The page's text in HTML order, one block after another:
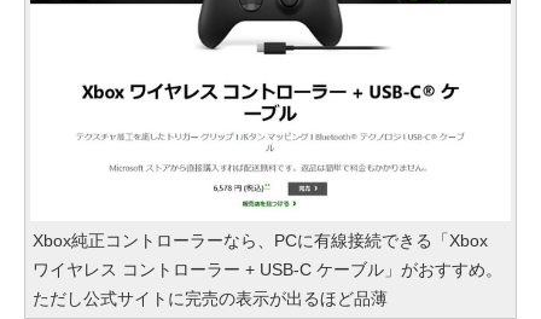
Xbox純正コントローラーなら、PCに有線接続できる「Xbox
ワイヤレス コントローラー + USB-C ケーブル」がおすすめ。
ただし公式サイトに完売の表示が出るほど品薄